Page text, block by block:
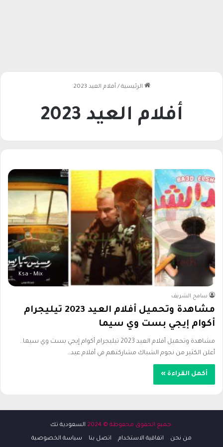
الرئيسية / أفلام العيد 2023
أفلام العيد 2023
Ksa - Mix
سامح الشريف
مشاهدة وتحميل أفلام العيد 2023 تيليجرام
أكوام إيجي بست وي سيما
مشاهدة وتحميل أفلام العيد 2023 تيليجرام أكوام إيجي بست وي سيما..
أعلن الكثير من نجوم الشباك مشاركتهم في أفلام عيد…
أكمل القراءة »
:جميع الحقوق محفوظة © 2024 السعودية تك
من نحن اتفاقية الاستخدام اتصل بنا سياسة الخصوصية